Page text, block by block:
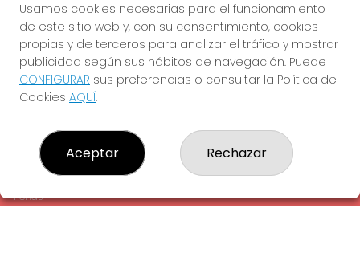
Imagen anterior
EL DRAC VERMELL DE LA SORT
¿Quiénes somos?
Comprar lotería
Contacto
Empresas
Peñas
Usamos cookies necesarias para el funcionamiento
de este sitio web y, con su consentimiento, cookies
propias y de terceros para analizar el tráfico y mostrar
publicidad según sus hábitos de navegación. Puede
CONFIGURAR sus preferencias o consultar la Política de
Cookies AQUÍ.
Aceptar Rechazar